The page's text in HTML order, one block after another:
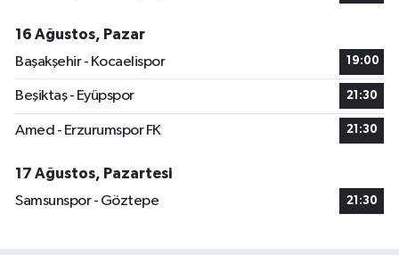
16 Ağustos, Pazar
Başakşehir - Kocaelispor
19:00
Beşiktaş - Eyüpspor 21:30
Amed - Erzurumspor FK 21:30
17 Ağustos, Pazartesi
Samsunspor - Göztepe
21:30